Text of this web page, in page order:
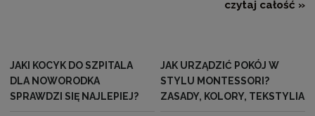
czytaj całość »
JAKI KOCYK DO SZPITALA
DLA NOWORODKA
SPRAWDZI SIĘ NAJLEPIEJ?
JAK URZĄDZIĆ POKÓJ W
STYLU MONTESSORI?
ZASADY, KOLORY, TEKSTYLIA